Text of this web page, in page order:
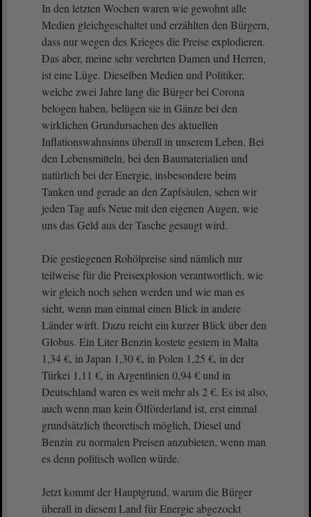
In den letzten Wochen waren wie gewohnt alle
Medien gleichgeschaltet und erzählten den Bürgern,
dass nur wegen des Krieges die Preise explodieren.
Das aber, meine sehr verehrten Damen und Herren,
ist eine Lüge. Dieselben Medien und Politiker,
welche zwei Jahre lang die Bürger bei Corona
belogen haben, belügen sie in Gänze bei den
wirklichen Grundursachen des aktuellen
Inflationswahnsinns überall in unserem Leben. Bei
den Lebensmitteln, bei den Baumaterialien und
natürlich bei der Energie, insbesondere beim
Tanken und gerade an den Zapfsäulen, sehen wir
jeden Tag aufs Neue mit den eigenen Augen, wie
uns das Geld aus der Tasche gesaugt wird.
Die gestiegenen Rohölpreise sind nämlich nur
teilweise für die Preisexplosion verantwortlich, wie
wir gleich noch sehen werden und wie man es
sieht, wenn man einmal einen Blick in andere
Länder wirft. Dazu reicht ein kurzer Blick über den
Globus. Ein Liter Benzin kostete gestern in Malta
1,34 €, in Japan 1,30 €, in Polen 1,25 €, in der
Türkei 1,11 €, in Argentinien 0,94 € und in
Deutschland waren es weit mehr als 2 €. Es ist also,
auch wenn man kein Ölförderland ist, erst einmal
grundsätzlich theoretisch möglich, Diesel und
Benzin zu normalen Preisen anzubieten, wenn man
es denn politisch wollen würde.
Jetzt kommt der Hauptgrund, warum die Bürger
überall in diesem Land für Energie abgezockt